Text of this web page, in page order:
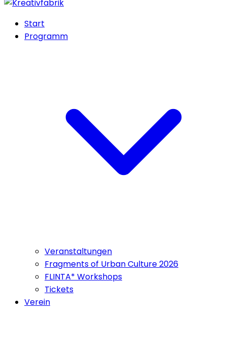
Start
Programm
Veranstaltungen
Fragments of Urban Culture 2026
FLINTA* Workshops
Tickets
Verein